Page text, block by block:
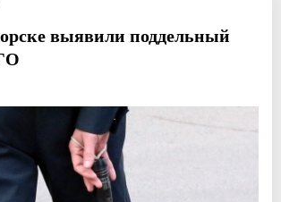
выявили поддельный